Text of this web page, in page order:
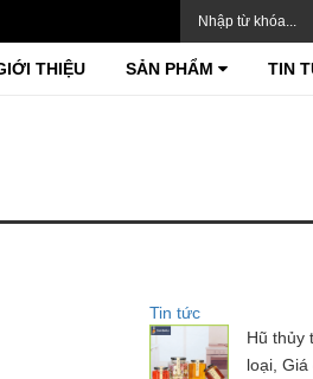
THIỆU SẢN PHẨM TIN
Tin tức
Hũ thủy
loại,